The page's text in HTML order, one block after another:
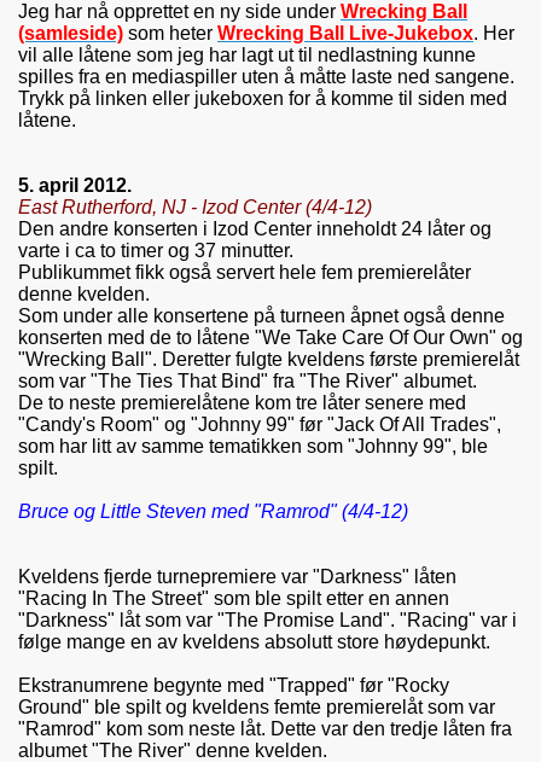
Jeg har nå opprettet en ny side under Wrecking Ball
(samleside) som heter Wrecking Ball Live-Jukebox. Her
vil alle låtene som jeg har lagt ut til nedlastning kunne
spilles fra en mediaspiller uten å måtte laste ned sangene.
Trykk på linken eller jukeboxen for å komme til siden med
låtene.
5. april 2012.
East Rutherford, NJ - Izod Center (4/4-12)
Den andre konserten i Izod Center inneholdt 24 låter og
varte i ca to timer og 37 minutter.
Publikummet fikk også servert hele fem premierelåter
denne kvelden.
Som under alle konsertene på turneen åpnet også denne
konserten med de to låtene "We Take Care Of Our Own" og
"Wrecking Ball". Deretter fulgte kveldens første premierelåt
som var "The Ties That Bind" fra "The River" albumet.
De to neste premierelåtene kom tre låter senere med
"Candy's Room" og "Johnny 99" før "Jack Of All Trades",
som har litt av samme tematikken som "Johnny 99", ble
spilt.
Bruce og Little Steven med "Ramrod" (4/4-12)
Kveldens fjerde turnepremiere var "Darkness" låten
"Racing In The Street" som ble spilt etter en annen
"Darkness" låt som var "The Promise Land". "Racing" var i
følge mange en av kveldens absolutt store høydepunkt.
Ekstranumrene begynte med "Trapped" før "Rocky
Ground" ble spilt og kveldens femte premierelåt som var
"Ramrod" kom som neste låt. Dette var den tredje låten fra
albumet "The River" denne kvelden.